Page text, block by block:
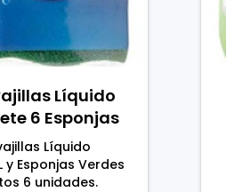
Líquido
6 Esponjas
Líquido
y Esponjas Verdes
6 unidades.